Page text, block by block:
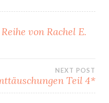
von Rachel E.
NEXT POST
Teil 4*